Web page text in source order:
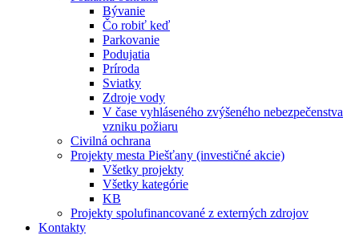
Bývanie
Čo robiť keď
Parkovanie
Podujatia
Príroda
Sviatky
Zdroje vody
V čase vyhláseného zvýšeného nebezpečenstva
vzniku požiaru
Civilná ochrana
Projekty mesta Piešťany (investičné akcie)
Všetky projekty
Všetky kategórie
KB
Projekty spolufinancované z externých zdrojov
Kontakty